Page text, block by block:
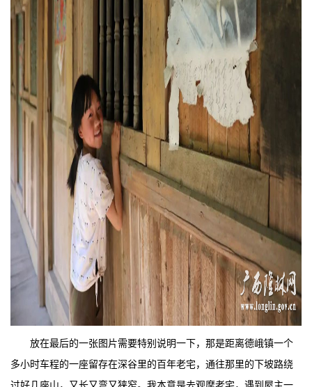
放在最后的一张图片需要特别说明一下，那是距离德峨镇一个
多小时车程的一座留存在深谷里的百年老宅，通往那里的下坡路绕